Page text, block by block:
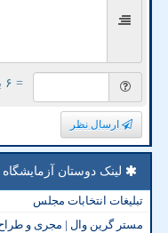
= ۶ بعلاوه ۳
ارسال نظر
لینک دوستان آزمایشگاه
تبلیغات انتخابات مجلس
مستر گرین وال | مجری و طراح